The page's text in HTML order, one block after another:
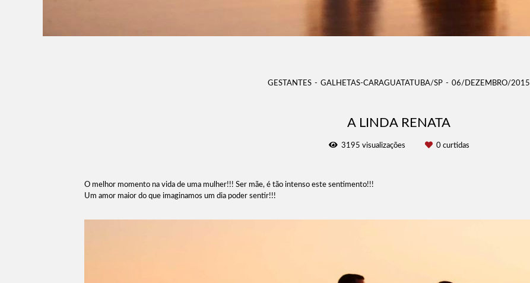
GESTANTES GALHETAS-CARAGUATATUBA/SP 06/DEZEMBRO/2015
A LINDA RENATA
3195 visualizações 0curtidas
O melhor momento na vida de uma mulher!!! Ser mãe, é tão intenso este sentimento!!!
Um amor maior do que imaginamos um dia poder sentir!!!